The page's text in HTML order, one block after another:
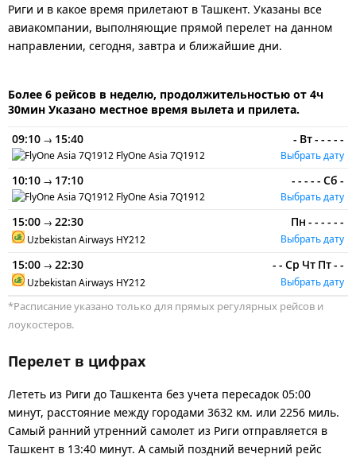
Риги и в какое время прилетают в Ташкент. Указаны все
авиакомпании, выполняющие прямой перелет на данном
направлении, сегодня, завтра и ближайшие дни.
Более 6 рейсов в неделю, продолжительностью от 4ч
30мин Указано местное время вылета и прилета.
09:10 → 15:40
FlyOne Asia 7Q1912
- Вт- - - - -
Выбрать дату
10:10 → 17:10
FlyOne Asia 7Q1912
- - - - - Сб -
Выбрать дату
15:00 → 22:30
Uzbekistan Airways HY212
Пн - - - - - -
Выбрать дату
15:00 → 22:30
Uzbekistan Airways HY212
- - Ср Чт Пт- -
Выбрать дату
*Расписание указано только для прямых регулярных рейсов и
лоукостеров.
Перелет в цифрах
Лететь из Риги до Ташкента без учета пересадок 05:00
минут, расстояние между городами 3632 км. или 2256 миль.
Самый ранний утренний самолет из Риги отправляется в
Ташкент в 13:40 минут. А самый поздний вечерний рейс